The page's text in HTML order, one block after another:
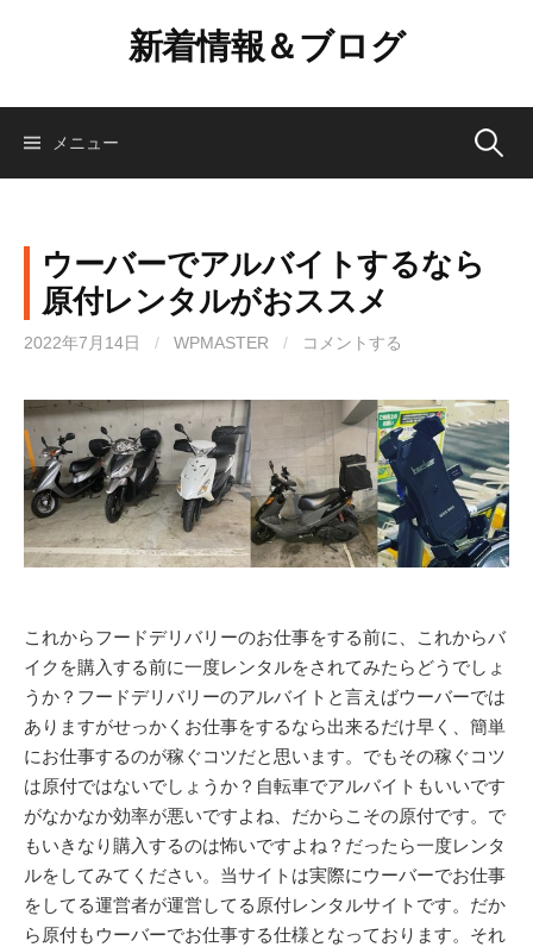
ン
新着情報＆ブログ
メニュー 検
ウーバーでアルバイトするなら
原付レンタルがおススメ
2022年7月14日 / WPMASTER / コメントする
これからフードデリバリーのお仕事をする前に、これからバ
イクを購入する前に一度レンタルをされてみたらどうでしょ
うか？フードデリバリーのアルバイトと言えばウーバーでは
ありますがせっかくお仕事をするなら出来るだけ早く、簡単
にお仕事するのが稼ぐコツだと思います。でもその稼ぐコツ
は原付ではないでしょうか？自転車でアルバイトもいいです
がなかなか効率が悪いですよね、だからこその原付です。で
もいきなり購入するのは怖いですよね？だったら一度レンタ
ルをしてみてください。当サイトは実際にウーバーでお仕事
をしてる運営者が運営してる原付レンタルサイトです。だか
ら原付もウーバーでお仕事する仕様となっております。それ